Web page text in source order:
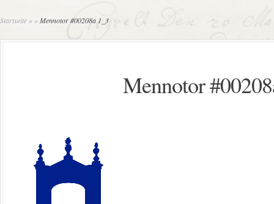
Startseite » »Mennotor #00208a 1_3
Mennotor